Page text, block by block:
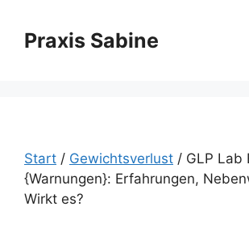
Inhalt
springen
Praxis Sabine
Start / Gewichtsverlust / GLP Lab
{Warnungen}: Erfahrungen,
Wirkt es?